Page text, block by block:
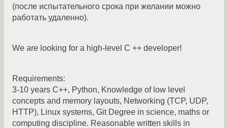
(после испытательного срока при желании можно
работать удаленно).
We are looking for a high-level C ++ developer!
Requirements:
3-10 years C++, Python, Knowledge of low level
concepts and memory layouts, Networking (TCP, UDP,
HTTP), Linux systems, Git Degree in science, maths or
computing discipline. Reasonable written skills in